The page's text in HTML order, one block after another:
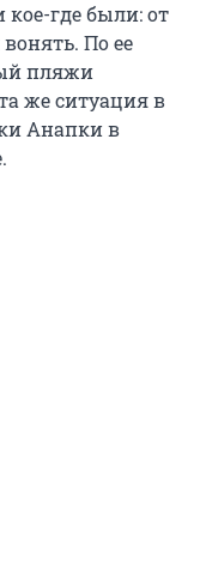
кое-где были: от
По ее
пляжи
же ситуация в
Анапки в